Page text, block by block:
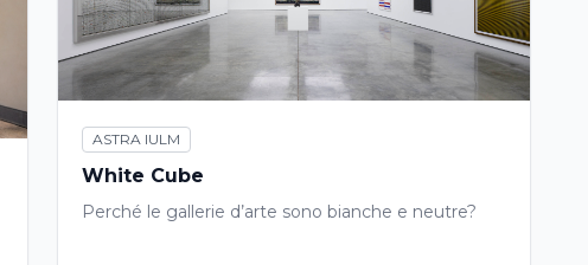
ASTRA IULM
White Cube
Perché le gallerie d’arte sono bianche e neutre?